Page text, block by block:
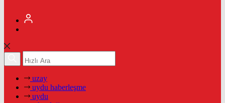
uzay
uydu haberleşme
uydu